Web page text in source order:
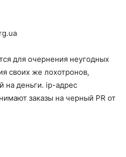
для очернения неугодных
своих же лохотронов,
на деньги. ip-адрес
заказы на черный PR от